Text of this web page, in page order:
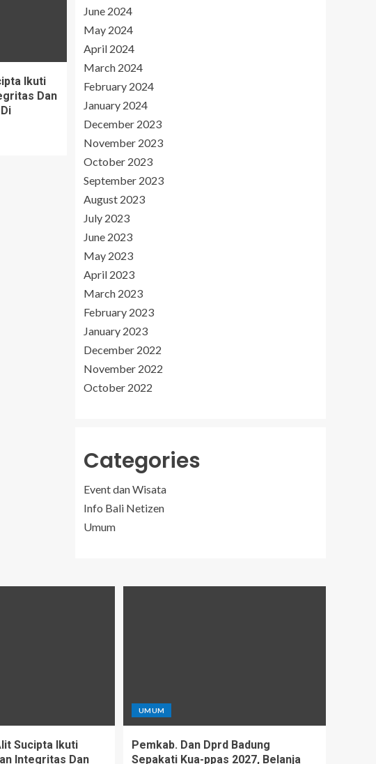
Ikuti
Dan
June 2024
May 2024
April 2024
March 2024
February 2024
January 2024
December 2023
November 2023
October 2023
September 2023
August 2023
July 2023
June 2023
May 2023
April 2023
March 2023
February 2023
January 2023
December 2022
November 2022
October 2022
Categories
Event dan Wisata
Info Bali Netizen
Umum
Sucipta Ikuti
Integritas Dan
UMUM
Pemkab. Dan Dprd Badung
Sepakati Kua-ppas 2027, Belanja